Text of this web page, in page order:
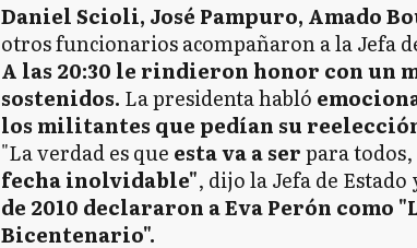
Daniel Scioli, José Pampuro, Amado
otros funcionarios acompañaron a la Jefa
A las 20:30 le rindieron honor con un
sostenidos. La presidenta habló
los militantes que pedían su
"La verdad es que esta va a serpara
fecha inolvidable", dijo la Jefa de Estado
de 2010 declararon a Eva Perón como
Bicentenario".